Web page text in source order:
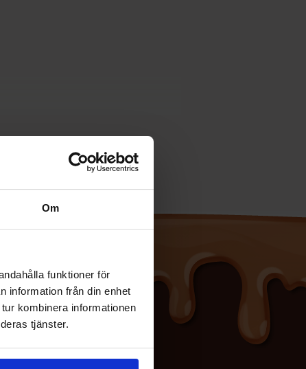
Om
funktioner för
information från din enhet
kombinera informationen
tjänster.